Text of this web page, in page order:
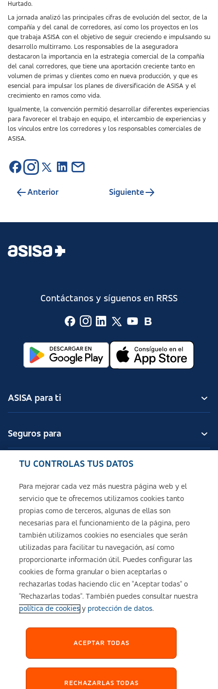
Hurtado.
La jornada analizó las principales cifras de evolución del sector, de la
compañía y del canal de corredores, así como los proyectos en los
que trabaja ASISA con el objetivo de seguir creciendo e impulsando su
desarrollo multirramo. Los responsables de la aseguradora
destacaron la importancia en la estrategia comercial de la compañía
del canal corredores, que tiene una aportación creciente tanto en
volumen de primas y clientes como en nueva producción, y que es
esencial para impulsar los planes de diversificación de ASISA y el
crecimiento en ramos como vida.
Igualmente, la convención permitió desarrollar diferentes experiencias
para favorecer el trabajo en equipo, el intercambio de experiencias y
los vínculos entre los corredores y los responsables comerciales de
ASISA.
Anterior Siguiente
Contáctanos y síguenos en RRSS
ASISA para ti
Seguros para
Seguros de ASISA
Sobre ASISA
Política de cookies
Configuración de cookies
Política de Privacidad
Accesibilidad
TU CONTROLAS TUS DATOS
Para mejorar cada vez más nuestra página web y el
servicio que te ofrecemos utilizamos cookies tanto
propias como de terceros, algunas de ellas son
necesarias para el funcionamiento de la página, pero
también utilizamos cookies no esenciales que serán
utilizadas para facilitar tu navegación, así como
proporcionarte información útil. Puedes configurar las
cookies de forma granular o bien aceptarlas o
rechazarlas todas haciendo clic en "Aceptar todas" o
"Rechazarlas todas". También puedes consultar nuestra
política de cookiesy protección de datos.
RECHAZARLAS TODAS
ACEPTAR TODAS